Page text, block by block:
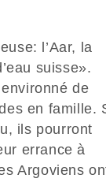
l’Aar, la
suisse».
de
en famille.
ils pourront
errance à
Argoviens